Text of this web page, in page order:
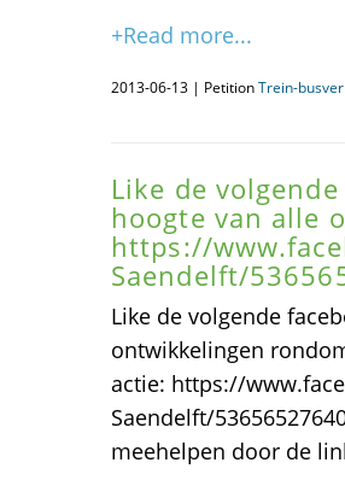
+Read more...
2013-06-13 | PetitionTrein-
Like de
hoogte van alle
https://
Saendelft/
Like de volgende
ontwikkelingen
actie: https://
Saendelft/
meehelpen door de